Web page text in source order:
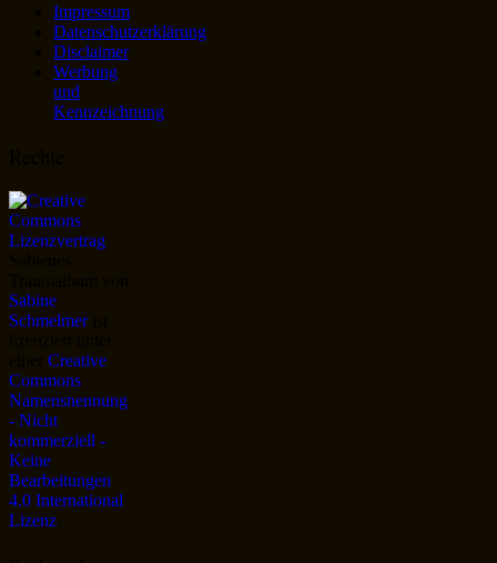
Impressum
Datenschutzerklärung
Disclaimer
Werbung
und
Kennzeichnung
Sabine
Schmelmerist
Creative
Commons
Namensnennung
- Nicht
kommerziell -
Keine
Bearbeitungen
4.0 International
Lizenz